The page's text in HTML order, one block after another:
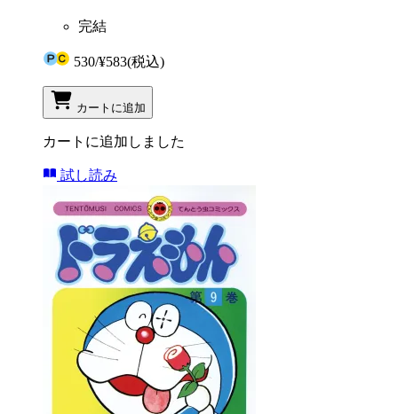
完結
530/¥583(税込)
カートに追加
カートに追加しました
試し読み